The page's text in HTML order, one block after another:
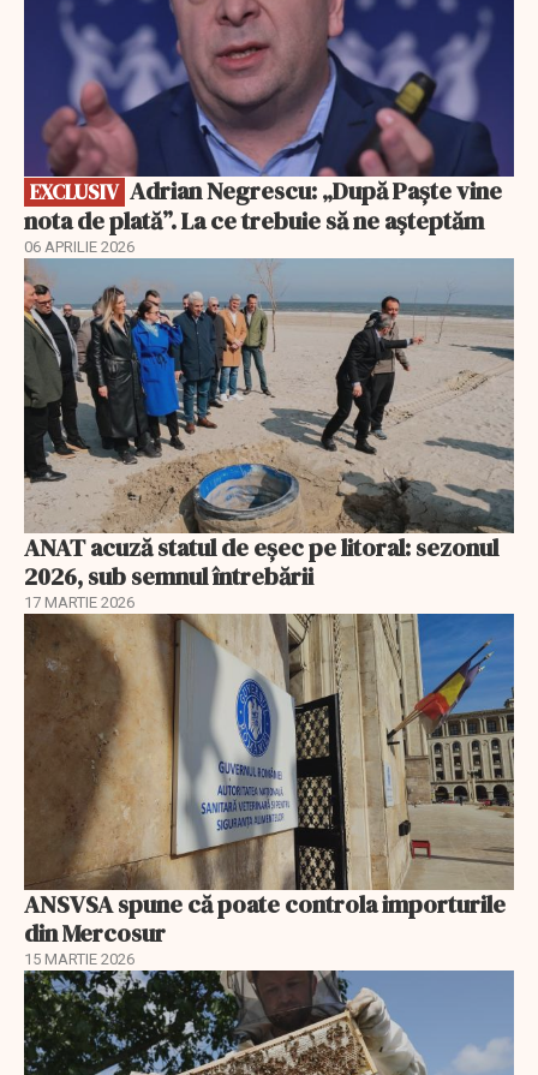
EXCLUSIV
nota de plată”. La ce trebuie să ne așteptăm
06 APRILIE 2026
ANAT acuză statul de eșec pe litoral: sezonul
2026, sub semnul întrebării
17 MARTIE 2026
ANSVSA spune că poate controla importurile
din Mercosur
15 MARTIE 2026